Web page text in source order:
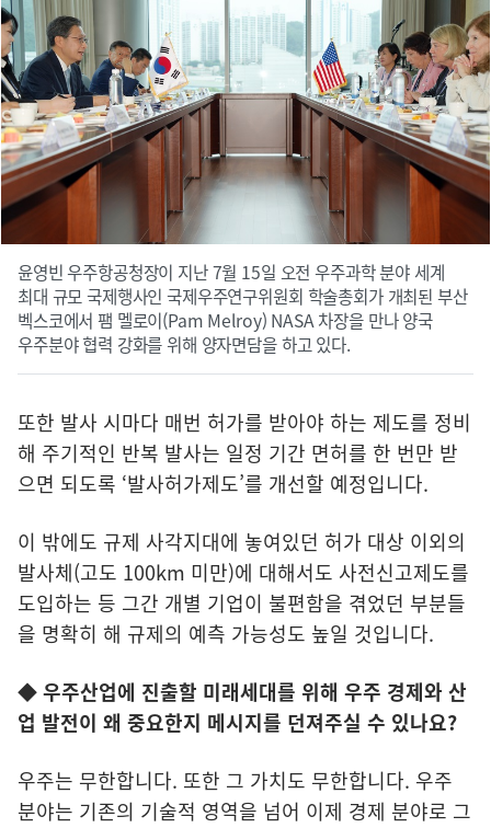
윤영빈 우주항공청장이 지난 7월 15일 오전 우주과학 분야 세계
최대 규모 국제행사인 국제우주연구위원회 학술총회가 개최된 부산
벡스코에서 팸 멜로이(Pam Melroy) NASA 차장을 만나 양국
우주분야 협력 강화를 위해 양자면담을 하고 있다.
또한 발사 시마다 매번 허가를 받아야 하는 제도를 정비
해 주기적인 반복 발사는 일정 기간 면허를 한 번만 받
으면 되도록 ‘발사허가제도’를 개선할 예정입니다.
이 밖에도 규제 사각지대에 놓여있던 허가 대상 이외의
발사체(고도 100km 미만)에 대해서도 사전신고제도를
도입하는 등 그간 개별 기업이 불편함을 겪었던 부분들
을 명확히 해 규제의 예측 가능성도 높일 것입니다.
◆ 우주산업에 진출할 미래세대를 위해 우주 경제와 산
업 발전이 왜 중요한지 메시지를 던져주실 수 있나요?
우주는 무한합니다. 또한 그 가치도 무한합니다. 우주
분야는 기존의 기술적 영역을 넘어 이제 경제 분야로 그